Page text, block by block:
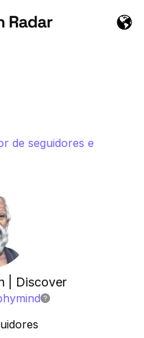
de seguidores e
| Discover